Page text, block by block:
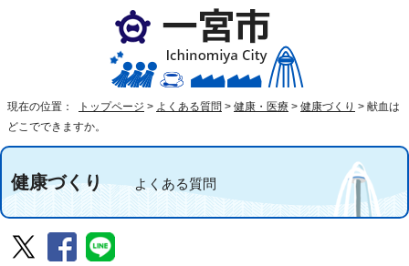
現在の位置： トップページ > よくある質問 > 健康・医療 > 健康づくり > 献血は
どこでできますか。
健康づくりよくある質問